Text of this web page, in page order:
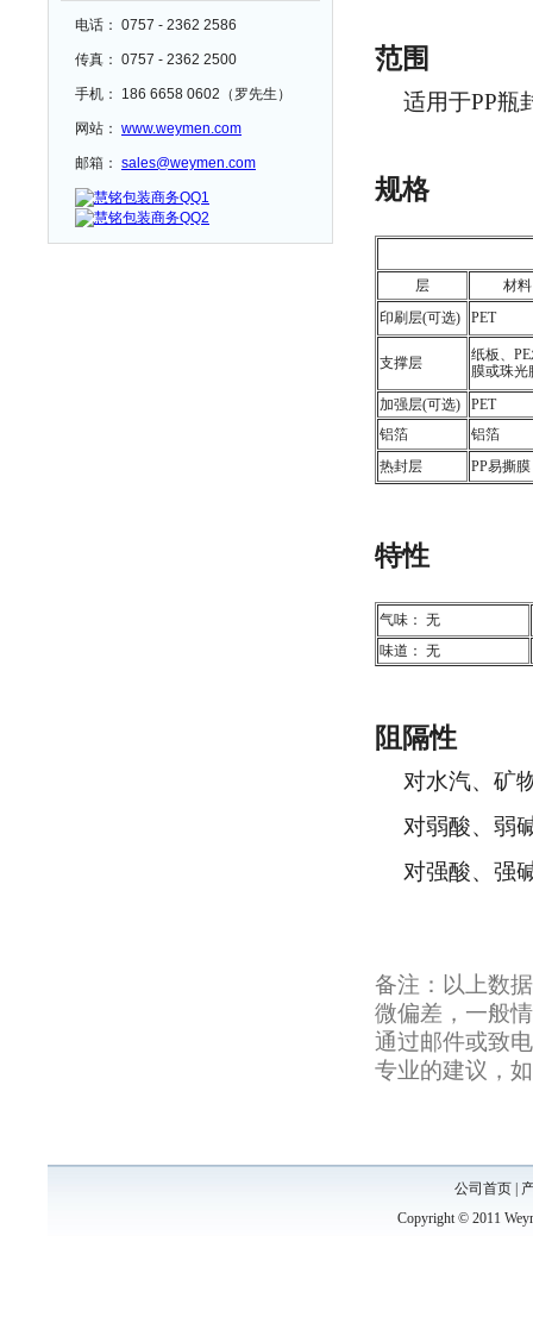
电话： 0757 - 2362 2586
传真： 0757 - 2362 2500
手机： 186 6658 0602（罗先生）
网站： www.weymen.com
邮箱： sales@weymen.com
范围
适用于PP瓶
规格
层
材料
印刷层(可选)
PET
支撑层
纸板、
膜或珠光
加强层(可选)
PET
铝箔
铝箔
热封层
PP易撕膜
特性
气味： 无
味道： 无
阻隔性
对水汽、矿
对弱酸、弱
对强酸、强
备注：以上数
微偏差，一般
通过邮件或致
专业的建议，
公司首页
Copyright © 2011